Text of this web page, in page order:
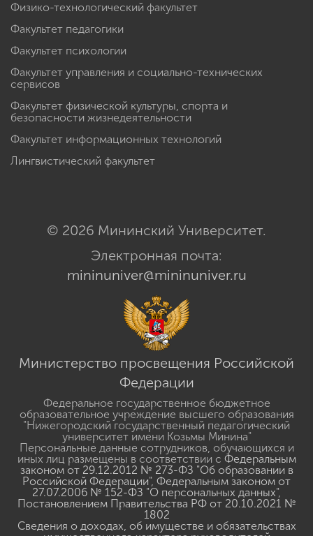
Физико-технологический факультет
Факультет педагогики
Факультет психологии
Факультет управления и социально-технических
сервисов
Факультет физической культуры, спорта и
безопасности жизнедеятельности
Факультет информационных технологий
Лингвистический факультет
© 2026 Мининский Университет.
Электронная почта:
mininuniver@mininuniver.ru
Министерство просвещения Российской
Федерации
Федеральное государственное бюджетное
образовательное учреждение высшего образования
"Нижегородский государственный педагогический
университет имени Козьмы Минина"
Персональные данные сотрудников, обучающихся и
иных лиц размещены в соответствии с Федеральным
законом от 29.12.2012 № 273-ФЗ "Об образовании в
Российской Федерации", Федеральным законом от
27.07.2006 № 152-ФЗ "О персональных данных",
Постановлением Правительства РФ от 20.10.2021 №
1802
Сведения о доходах, об имуществе и обязательствах